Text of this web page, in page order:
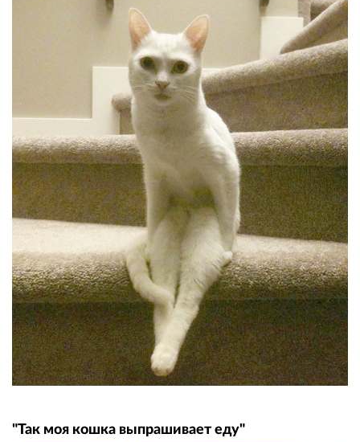
"Так моя кошка выпрашивает еду"